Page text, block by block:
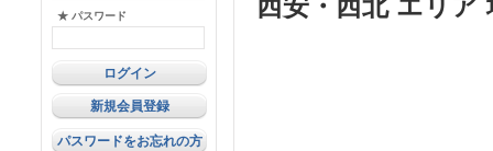
★ パスワード
新規会員登録
パスワードをお忘れの方
西安・西北 エリア